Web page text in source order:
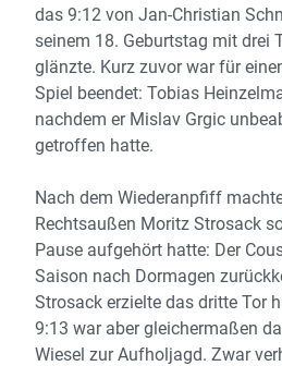
das 9:12 von Jan-Christian
seinem 18. Geburtstag mit drei
glänzte. Kurz zuvor war für
Spiel beendet: Tobias
nachdem er Mislav Grgic
getroffen hatte.
Nach dem Wiederanpfiff
Rechtsaußen Moritz Strosack
Pause aufgehört hatte: Der
Saison nach Dormagen
Strosack erzielte das dritte Tor
9:13 war aber gleichermaßen
Wiesel zur Aufholjagd. Zwar